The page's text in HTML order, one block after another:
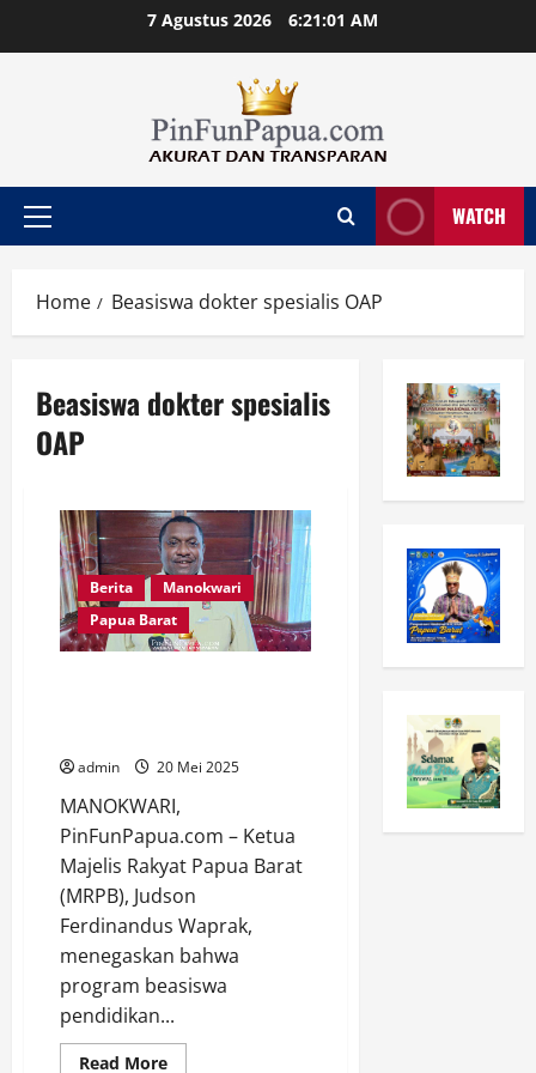
7 Agustus 2026 6:21:01 AM
Primary
WATCH
Home Beasiswa dokter spesialis OAP
Beasiswa dokter spesialis
OAP
Berita
Manokwari
Papua Barat
admin 20 Mei 2025
MANOKWARI,
PinFunPapua.com – Ketua
Majelis Rakyat Papua Barat
(MRPB), Judson
Ferdinandus Waprak,
menegaskan bahwa
program beasiswa
pendidikan...
Read MoreRead